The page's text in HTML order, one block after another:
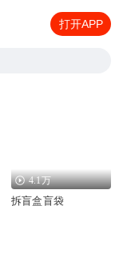
打开APP
4.1万
拆盲盒盲袋